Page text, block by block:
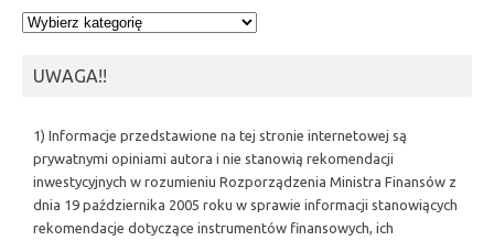
Kategorie
UWAGA!!
1) Informacje przedstawione na tej stronie internetowej są
prywatnymi opiniami autora i nie stanowią rekomendacji
inwestycyjnych w rozumieniu Rozporządzenia Ministra Finansów z
dnia 19 października 2005 roku w sprawie informacji stanowiących
rekomendacje dotyczące instrumentów finansowych, ich